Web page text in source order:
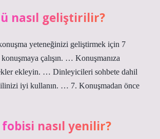
nasıl geliştirilir?
yeteneğinizi geliştirmek için 7
çalışın. … Konuşmanıza
ekleyin. … Dinleyicileri sohbete dahil
iyi kullanın. … 7. Konuşmadan önce
nasıl yenilir?